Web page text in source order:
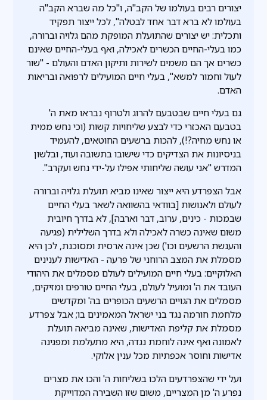
יצורים רבים בעולמו של הקב"ה, ו"כל מה שברא הקב"ה
בעולמו לא ברא דבר אחד לבטלה", לכל ייצור תפקיד
ותכלית: יש יצורים שהתועלת המופקת מהם גלויה וברורה,
כמו בעלי-החיים הכשרים לאכילה, ואף בעלי-החיים שאינם
כשרים אך הם משמים לשירות ותיקון האדם והעולם - "שור
לעול וחמור למשא", בעלי חיים המועילים לרפואה ובריאות
האדם.
גם בעלי חיים שבטבעם להרוג ולטרוף נבראו מאת ה'
בטבעם האכזרי כדי לבצע שליחויות קשות (וכי נחש ממית
או נחש מחיה?!), להכות ברשעים החוטאים, להעמיד
בניסיונות את הצדיקים כדי שישובו בתשובה ועוד, ובלשון
המדרש "אני עושה שליחותי אפילו על-ידי נחש ועקרב".
אבל הצפרדע היא ייצור שאינו מביא תועלת גלויה וברורה
לעולם ולאנושות [בוודאי בהשוואה לשאר בעלי החיים
שבמכות - כינים, ערוב, דבר וארבה], לא בדרך חיובית
משום שאינה כשרה לאכילה ולא בדרך השלילית (פגיעה
והענשת הרשעים וכו') שכן אינה ארסית ומסוכנת, לכן היא
מסמלת את המצב הרוחני של פרעה - האדישות לענינים
האלוקיים: בעלי חיים המועילים לעולם מסמלים את היהודי
העובד את ה' ומועיל לעולם, בעלי החיים טורפים ומזיקים,
מסמלים את הגויים הרשעים הכופרים בה' ומקדשים
מלחמת חורמה נגד בני ישראל המאמינים בו; אבל צפרדע
מסמלת את קליפת האדישות, שאינה מביאה תועלת
לאמונה ואף אינה לוחמת נגדה, היא מתעלמת ומפגינה
אדישות וחוסר אכפתיות מכל ענין אלוקי.
ועל ידי שהצפרדעים הלכו בשליחות ה' והכו את מצרים
נפרע ה' מן המצריים, משום שזו השבירה המדוייקת